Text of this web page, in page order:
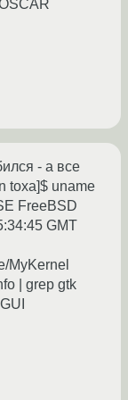
- а все
toxa]$ uname
FreeBSD
GMT
MyKernel
| grep gtk